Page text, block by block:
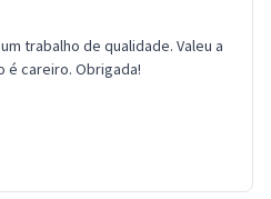
trabalho de qualidade. Valeu a
é careiro. Obrigada!